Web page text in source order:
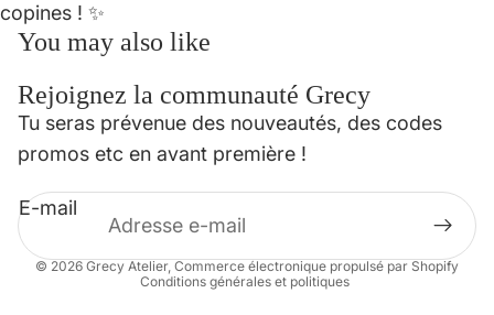
copines ! ✨
You may also like
Rejoignez la communauté Grecy
Tu seras prévenue des nouveautés, des codes
promos etc en avant première !
E-mail
© 2026 Grecy Atelier, Commerce électronique propulsé par Shopify
Conditions générales et politiques
Politique de confidentialité
Politique de remboursement
Mentions légales